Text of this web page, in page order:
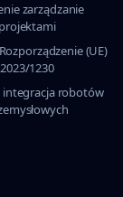
zarządzanie
projektami
(UE)
2023/1230
integracja robotów